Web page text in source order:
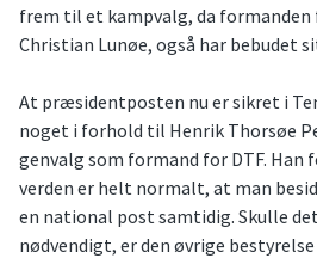
frem til et kampvalg, da formanden
Christian Lunøe, også har bebudet
At præsidentposten nu er sikret i
noget i forhold til Henrik Thorsøe
genvalg som formand for DTF.
verden er helt normalt, at man
en national post samtidig. Skulle
nødvendigt, er den øvrige